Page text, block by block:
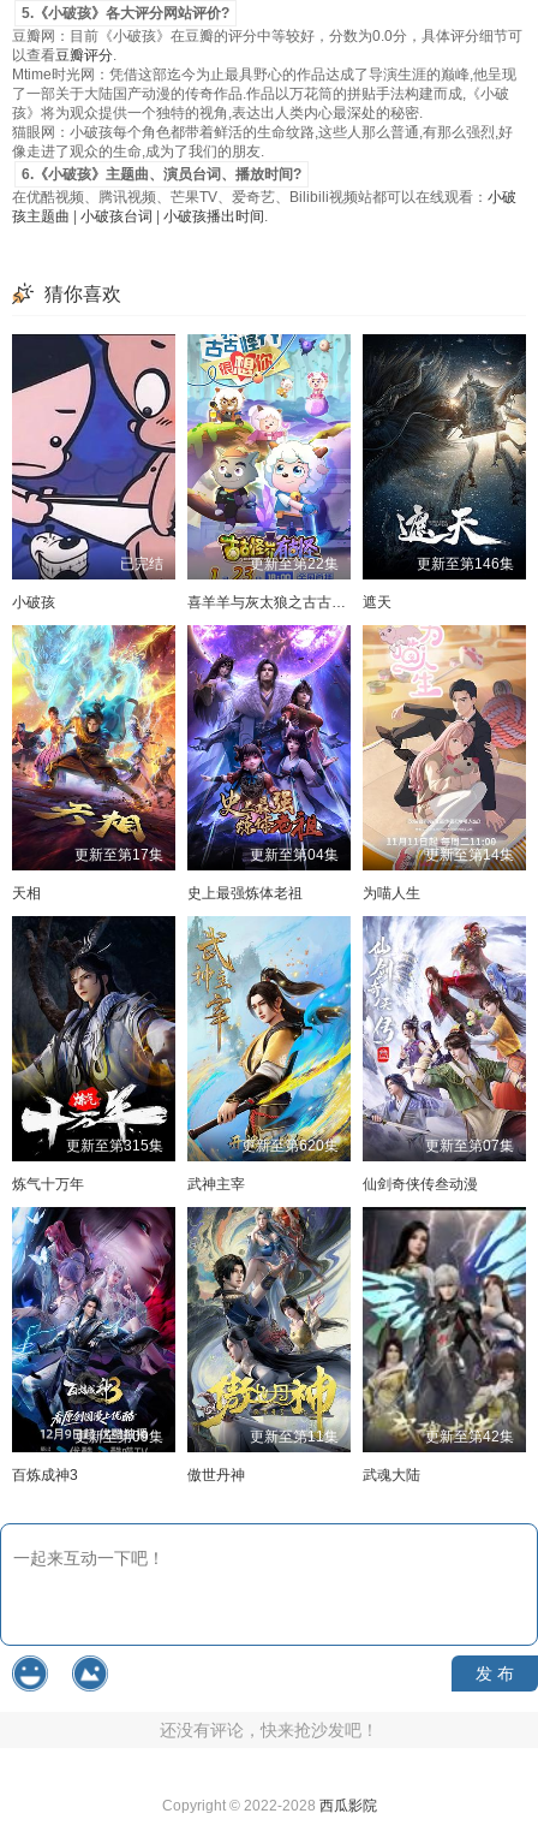
第081集 第082集
第085集 第086集 第087集 第088集
第089集 第090集 第091集
第093集 第094集
第097集 第098集 第099集 第100集
第105集
第109集 第110集 第111集 第112集
第113集 第114集 第115集 第116集
第117集
5.《小破孩》各大评分网站评价?
豆瓣网：目前《小破孩》在豆瓣的评分中等较好，分数为0.0分，具体评分细节可
以查看豆瓣评分.
Mtime时光网：凭借这部迄今为止最具野心的作品达成了导演生涯的巅峰,他呈现
了一部关于大陆国产动漫的传奇作品.作品以万花筒的拼贴手法构建而成,《小破
孩》将为观众提供一个独特的视角,表达出人类内心最深处的秘密.
猫眼网：小破孩每个角色都带着鲜活的生命纹路,这些人那么普通,有那么强烈,好
像走进了观众的生命,成为了我们的朋友.
6.《小破孩》主题曲、演员台词、播放时间?
在优酷视频、腾讯视频、芒果TV、爱奇艺、Bilibili视频站都可以在线观看： 小破
孩主题曲
小破孩台词 小破孩播出时间 .
猜你喜欢
已完结
小破孩
更新至第22集
喜羊羊与灰太狼之古古怪界有古怪
更新至第146集
遮天
更新至第17集
天相
更新至第04集
史上最强炼体老祖
更新至第14集
为喵人生
更新至第315集
炼气十万年
更新至第620集
武神主宰
更新至第07集
仙剑奇侠传叁动漫
更新至第09集
百炼成神3
更新至第11集
傲世丹神
更新至第42集
武魂大陆
发 布
还没有评论，快来抢沙发吧！
Copyright © 2022-2028 西瓜影院